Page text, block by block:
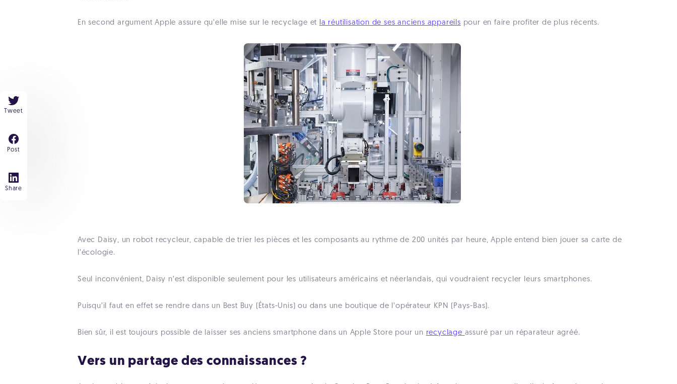
Tweet
Post
Share
En second argument Apple assure qu’elle mise sur le recyclage et la réutilisation de ses anciens appareils pour en faire profiter de plus récents.
Avec Daisy, un robot recycleur, capable de trier les pièces et les composants au rythme de 200 unités par heure, Apple entend bien jouer sa carte de
l’écologie.
Seul inconvénient, Daisy n’est disponible seulement pour les utilisateurs américains et néerlandais, qui voudraient recycler leurs smartphones.
Puisqu’il faut en effet se rendre dans un Best Buy (États-Unis) ou dans une boutique de l’opérateur KPN (Pays-Bas).
Bien sûr, il est toujours possible de laisser ses anciens smartphone dans un Apple Store pour un recyclage assuré par un réparateur agréé.
Vers un partage des connaissances ?